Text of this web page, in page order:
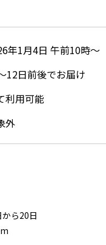
年1月4日 午前10時～
12日前後でお届け
利用可能
外
から20日